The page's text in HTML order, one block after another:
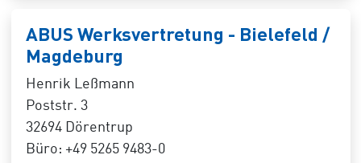
ABUS Werksvertretung - Bielefeld /
Magdeburg
Henrik Leßmann
Poststr. 3
32694 Dörentrup
Büro: +49 5265 9483-0